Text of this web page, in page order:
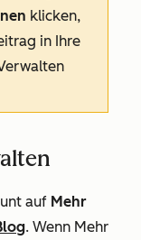
klicken,
in Ihre
auf Mehr
. Wenn Mehr